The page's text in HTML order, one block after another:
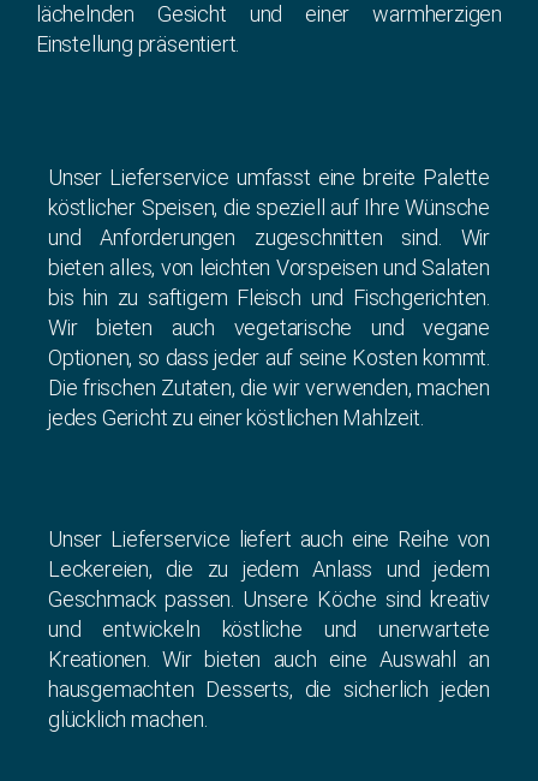
lächelnden Gesicht und einer warmherzigen
Einstellung präsentiert.
Unser Lieferservice umfasst eine breite Palette
köstlicher Speisen, die speziell auf Ihre Wünsche
und Anforderungen zugeschnitten sind. Wir
bieten alles, von leichten Vorspeisen und Salaten
bis hin zu saftigem Fleisch und Fischgerichten.
Wir bieten auch vegetarische und vegane
Optionen, so dass jeder auf seine Kosten kommt.
Die frischen Zutaten, die wir verwenden, machen
jedes Gericht zu einer köstlichen Mahlzeit.
Unser Lieferservice liefert auch eine Reihe von
Leckereien, die zu jedem Anlass und jedem
Geschmack passen. Unsere Köche sind kreativ
und entwickeln köstliche und unerwartete
Kreationen. Wir bieten auch eine Auswahl an
hausgemachten Desserts, die sicherlich jeden
glücklich machen.